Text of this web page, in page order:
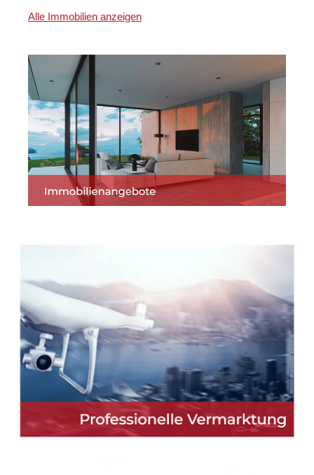
Alle Immobilien anzeigen